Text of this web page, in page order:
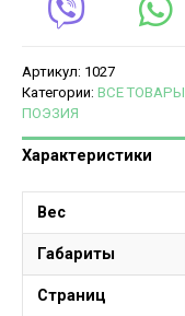
Артикул: 1027
Категории: ВСЕ ТОВАРЫ
ПОЭЗИЯ
Характеристики
Вес
Габариты
Страниц